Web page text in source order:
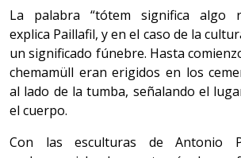
La palabra “tótem significa algo
explica Paillafil, y en el caso de la
un significado fúnebre. Hasta
chemamüll eran erigidos en los
al lado de la tumba, señalando el
el cuerpo.
Con las esculturas de Antonio